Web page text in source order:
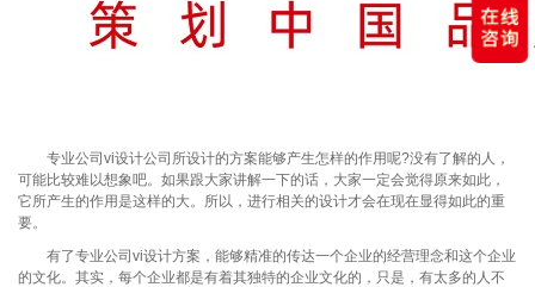
专业公司vi设计公司所设计的方案能够产生怎样的作用呢?没有了解的人，
可能比较难以想象吧。如果跟大家讲解一下的话，大家一定会觉得原来如此，
它所产生的作用是这样的大。所以，进行相关的设计才会在现在显得如此的重
要。
有了专业公司vi设计方案，能够精准的传达一个企业的经营理念和这个企业
的文化。其实，每个企业都是有着其独特的企业文化的，只是，有太多的人不